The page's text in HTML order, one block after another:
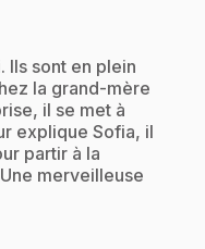
Ils sont en plein
la grand-mère
il se met à
explique Sofia, il
partir à la
merveilleuse